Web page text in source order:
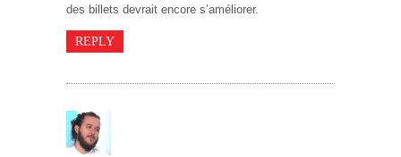
des billets devrait encore s’améliorer.
REPLY